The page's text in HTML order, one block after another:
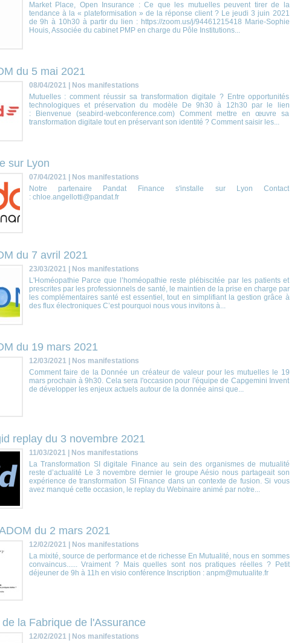
Market Place, Open Insurance : Ce que les mutuelles peuvent tirer de la
tendance à la « plateformisation » de la réponse client ? Le jeudi 3 juin 2021
de 9h à 10h30 à partir du lien : https://zoom.us/j/94461215418 Marie-Sophie
Houis, Associée du cabinet PMP en charge du Pôle Institutions...
du 5 mai 2021
08/04/2021|
Nos manifestations
Mutuelles : comment réussir sa transformation digitale ? Entre opportunités
technologiques et préservation du modèle De 9h30 à 12h30 par le lien
: Bienvenue (seabird-webconference.com) Comment mettre en œuvre sa
transformation digitale tout en préservant son identité ? Comment saisir les...
sur Lyon
07/04/2021|
Nos manifestations
Notre partenaire Pandat Finance s'installe sur Lyon Contact
: chloe.angellotti@pandat.fr
du 7 avril 2021
23/03/2021|
Nos manifestations
L'Homéopathie Parce que l’homéopathie reste plébiscitée par les patients et
prescrites par les professionnels de santé, le maintien de la prise en charge par
les complémentaires santé est essentiel, tout en simplifiant la gestion grâce à
des flux électroniques C’est pourquoi nous vous invitons à...
du 19 mars 2021
12/03/2021|
Nos manifestations
Comment faire de la Donnée un créateur de valeur pour les mutuelles le 19
mars prochain à 9h30. Cela sera l'occasion pour l'équipe de Capgemini Invent
de développer les enjeux actuels autour de la donnée ainsi que...
replay du 3 novembre 2021
11/03/2021|
Nos manifestations
La Transformation SI digitale Finance au sein des organismes de mutualité
reste d’actualité Le 3 novembre dernier le groupe Aésio nous partageait son
expérience de transformation SI Finance dans un contexte de fusion. Si vous
avez manqué cette occasion, le replay du Webinaire animé par notre...
du 2 mars 2021
12/02/2021|
Nos manifestations
La mixité, source de performance et de richesse En Mutualité, nous en sommes
convaincus...... Vraiment ? Mais quelles sont nos pratiques réelles ? Petit
déjeuner de 9h à 11h en visio conférence Inscription : anpm@mutualite.fr
la Fabrique de l'Assurance
12/02/2021|
Nos manifestations